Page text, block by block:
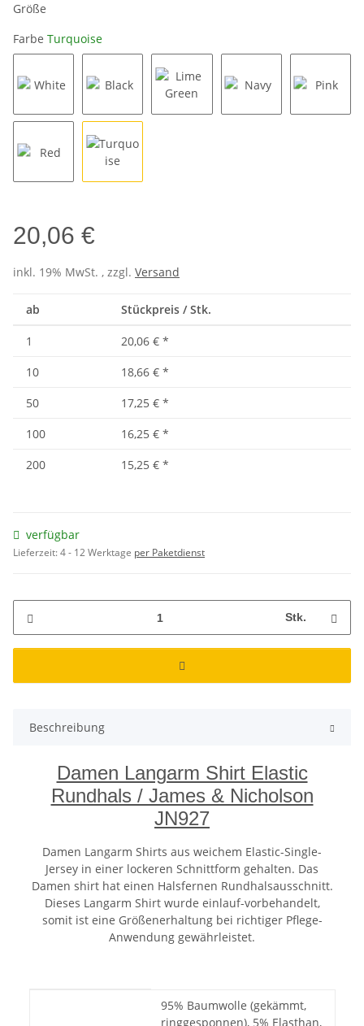
Größe
Farbe Turquoise
White Black
20,06 €
inkl. 19% MwSt. , zzgl. Versand
ab Stückpreis / Stk.
1 20,06 € *
10
18,66 € *
50
17,25 € *
100
16,25 € *
200
15,25 € *
verfügbar
Lieferzeit:4 - 12 Werktage per Paketdienst
Stk.
Beschreibung
Damen Langarm Shirt Elastic
Rundhals / James & Nicholson
JN927
Damen Langarm Shirts aus weichem Elastic-Single-
Jersey in einer lockeren Schnittform gehalten. Das
Damen shirt hat einen Halsfernen Rundhalsausschnitt.
Dieses Langarm Shirt wurde einlauf-vorbehandelt,
somit ist eine Größenerhaltung bei richtiger Pflege-
Anwendung gewährleistet.
95% Baumwolle (gekämmt,
ringgesponnen), 5% Elasthan,